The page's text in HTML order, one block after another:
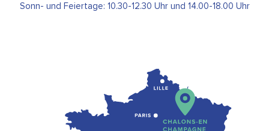
Sonn- und Feiertage: 10.30-12.30 Uhr und 14.00-18.00 Uhr